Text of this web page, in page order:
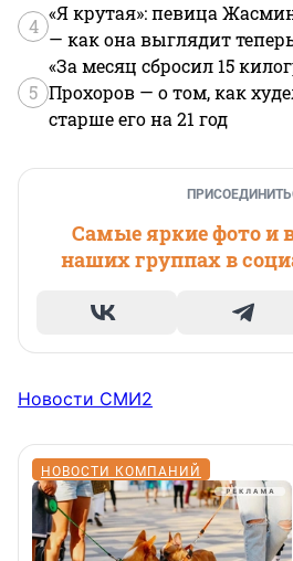
4
«Я крутая»: певица
— как она выглядит
5
«За месяц сбросил 15
Прохоров — о том, как
старше его на 21 год
Самые яркие фото и
наших группах в
Новости СМИ2
НОВОСТИ КОМПАНИЙ